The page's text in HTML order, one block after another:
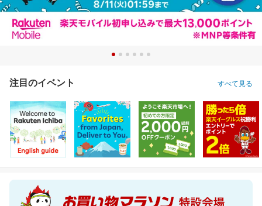
注目のイベント すべて見る